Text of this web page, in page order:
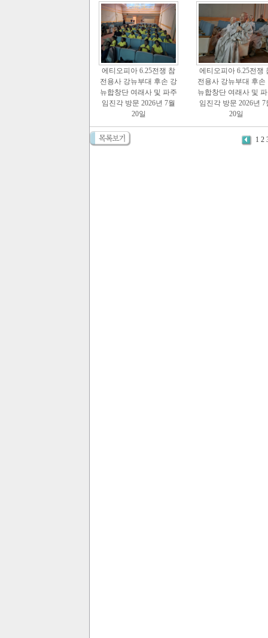
에티오피아 6.25전쟁 참
전용사 강뉴부대 후손 강
뉴합창단 여래사 및 파주
임진각 방문 2026년 7월
20일
에티오피아 6.25전쟁
전용사 강뉴부대 후손
뉴합창단 여래사 및
임진각 방문 2026년 7
20일
1 2